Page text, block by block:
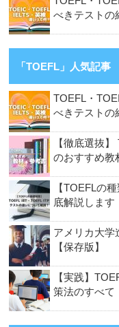
べきテストの
「TOEFL」人気記事
TOEFL・
べきテストの
【徹底選抜
のおすすめ教
【TOEFLの
底解説します
アメリカ大学
【保存版】
【実践】
策法のすべて